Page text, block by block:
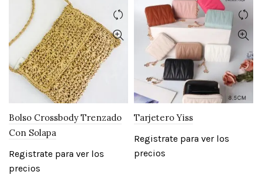
Bolso Crossbody Trenzado
Con Solapa
Registrate para ver los
precios
Tarjetero Yiss
Registrate para ver los
precios